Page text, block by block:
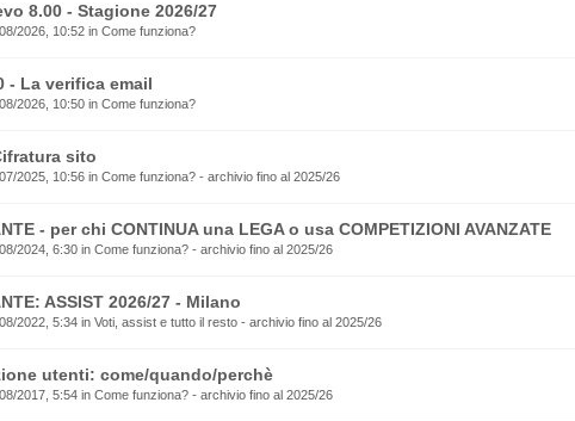
8.00 - Stagione 2026/27
08/2026, 10:52 in Come funziona?
- La verifica email
08/2026, 10:50 in Come funziona?
sito
07/2025, 10:56 in Come funziona? - archivio fino al 2025/26
- per chi CONTINUA una LEGA o usa COMPETIZIONI AVANZATE
08/2024, 6:30 in Come funziona? - archivio fino al 2025/26
ASSIST 2026/27 - Milano
08/2022, 5:34 in Voti, assist e tutto il resto - archivio fino al 2025/26
utenti: come/quando/perchè
08/2017, 5:54 in Come funziona? - archivio fino al 2025/26